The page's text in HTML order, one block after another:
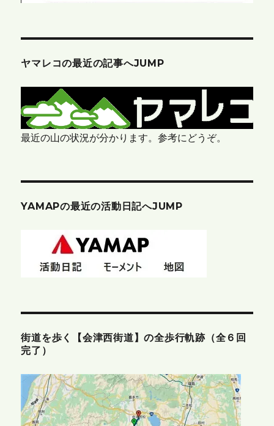
ヤマレコの最近の記事へJUMP
最近の山の状況が分かります。参考にどうぞ。
YAMAPの最近の活動日記へJUMP
街道を歩く【会津西街道】の全歩行軌跡（全６回
完了）